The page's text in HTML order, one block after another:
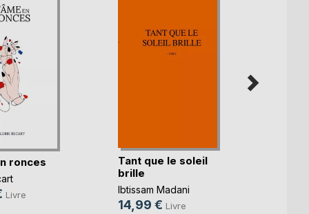
ronces
Livre
Tant que le soleil
brille
Ibtissam Madani
14,99 € Livre